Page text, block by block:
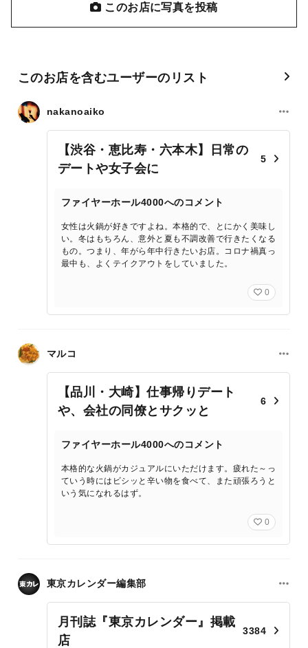
このお店に写真を投稿
このお店を含むユーザーのリスト
nakanoaiko
【渋谷・恵比寿・六本木】日常の
デートや女子会に
5
ファイヤーホール4000へのコメント
女性は火鍋が好きですよね。本格的で、とにかく美味し
い。冬はもちろん、意外と夏も不調改善で行きたくなる
もの。つまり、年がら年中行きたいお店。コロナ禍真っ
最中も、よくテイクアウトをしていました。
0
マルコ
【品川・大崎】仕事帰りデート
や、会社の同僚とサクッと
6
ファイヤーホール4000へのコメント
本格的な火鍋がカジュアルにいただけます。疲れた～っ
ていう時にはビシッと辛い物を食べて、また頑張ろうと
いう気になれるはず。
0
東京カレンダー編集部
月刊誌『東京カレンダー』掲載
店
3384